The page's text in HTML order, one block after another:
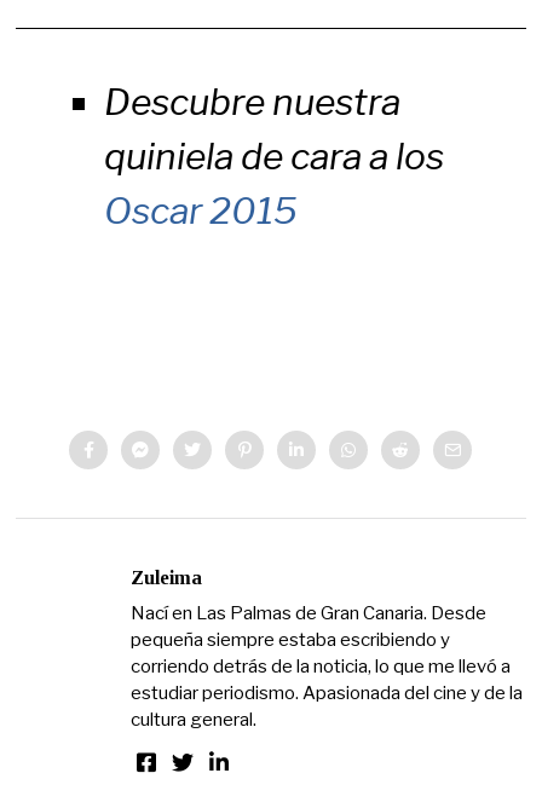
Descubre nuestra
quiniela de cara a los
Oscar 2015
Zuleima
Nací en Las Palmas de Gran Canaria. Desde
pequeña siempre estaba escribiendo y
corriendo detrás de la noticia, lo que me llevó a
estudiar periodismo. Apasionada del cine y de la
cultura general.